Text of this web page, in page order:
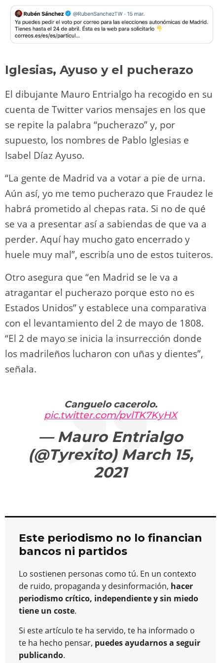
Iglesias, Ayuso y el pucherazo
El dibujante Mauro Entrialgo ha recogido en su
cuenta de Twitter varios mensajes en los que
se repite la palabra “pucherazo” y, por
supuesto, los nombres de Pablo Iglesias e
Isabel Díaz Ayuso.
“La gente de Madrid va a votar a pie de urna.
Aún así, yo me temo pucherazo que Fraudez le
habrá prometido al chepas rata. Si no de qué
se va a presentar así a sabiendas de que va a
perder. Aquí hay mucho gato encerrado y
huele muy mal”, escribía uno de estos tuiteros.
Otro asegura que “en Madrid se le va a
atragantar el pucherazo porque esto no es
Estados Unidos” y establece una comparativa
con el levantamiento del 2 de mayo de 1808.
“El 2 de mayo se inicia la insurrección donde
los madrileños lucharon con uñas y dientes”,
señala.
Canguelo cacerolo.
pic.twitter.com/pvlTK7KyHX
— Mauro Entrialgo
(@Tyrexito) March 15,
2021
Este periodismo no lo financian
bancos ni partidos
Lo sostienen personas como tú. En un contexto
de ruido, propaganda y desinformación, hacer
periodismo crítico, independiente y sin miedo
tiene un coste.
Si este artículo te ha servido, te ha informado o
te ha hecho pensar, puedes ayudarnos a seguir
publicando.